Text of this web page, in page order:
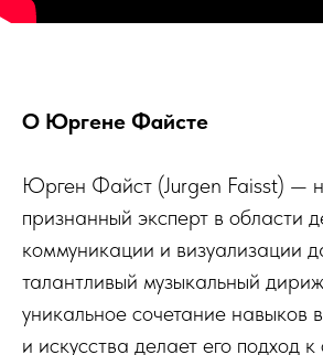
О Юргене Файсте
Юрген Файст (Jurgen Faisst) —
признанный эксперт в области
коммуникации и визуализации
талантливый музыкальный
уникальное сочетание навыков
и искусства делает его подход